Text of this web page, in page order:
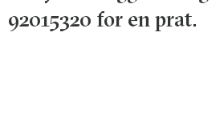
92015320 for en prat.